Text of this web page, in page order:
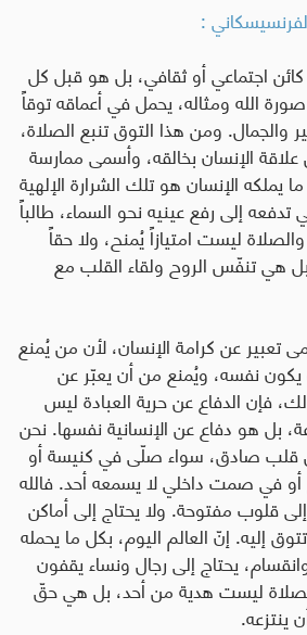
:
اجتماعي أو ثقافي، بل هو قبل كل
الله ومثاله، يحمل في أعماقه توقاً
والجمال. ومن هذا التوق تنبع الصلاة،
علاقة الإنسان بخالقه، وأسمى ممارسة
يملكه الإنسان هو تلك الشرارة الإلهية
تدفعه إلى رفع عينيه نحو السماء، طالباً
والصلاة ليست امتيازاً يُمنح، ولا حقاً
هي تنفّس الروح ولقاء القلب مع
تعبير عن كرامة الإنسان، لأن من يُمنع
نفسه، ويُمنع من أن يعبّر عن
فإن الدفاع عن حرية العبادة ليس
بل هو دفاع عن الإنسانية نفسها. نحن
قلب صادق، سواء صلّى في كنيسة أو
في صمت داخلي لا يسمعه أحد.فالله
إلى قلوب مفتوحة.ولا يحتاج إلى أماكن
إليه. إنّ العالم اليوم، بكل ما يحمله
يحتاج إلى رجال ونساء يقفون
ليست هدية من أحد، بل هي حقّ
ينتزعه.